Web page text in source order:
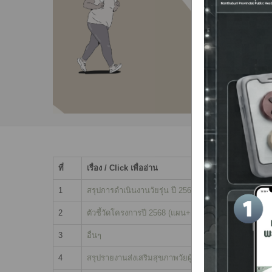
ที่ เรื่อง / Click เพื่ออ่าน
1 สรุปการดำเนินงานวัยรุ่น ปี 2568
2 ตัวชี้วัดโครงการปี 2568 (แผน+ผลการดำเนินงาน)
3 อื่นๆ
4 สรุปรายงานส่งเสริมสุขภาพวัยผู้สูงอายุ